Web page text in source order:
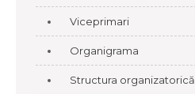
Viceprimari
Organigrama
Structura organizatorică